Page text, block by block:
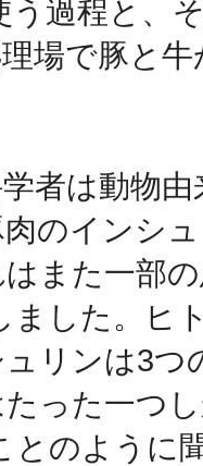
う過程と、
場で豚と
者は動物
のインシ
また一部
ました。ヒ
リンは3つ
った一つ
とのように